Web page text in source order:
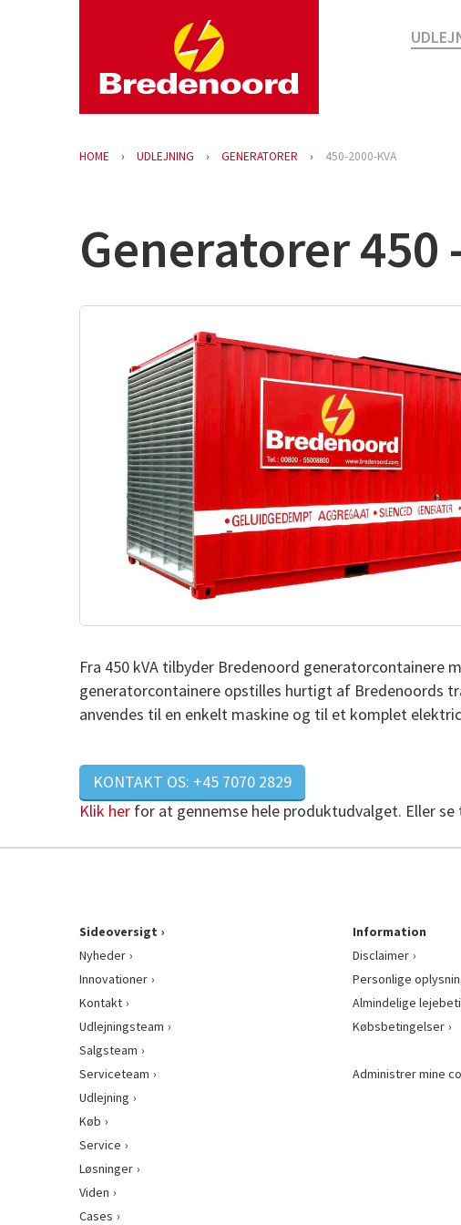
HOME UDLEJNING GENERATORER 450-2000-KVA
Generatorer 450
Fra 450 kVA tilbyder Bredenoord generatorcontainere
generatorcontainere opstilles hurtigt af Bredenoords
anvendes til en enkelt maskine og til et komplet
KONTAKT OS: +45 7070 2829
Klik her for at gennemse hele produktudvalget. Eller
Sideoversigt
Nyheder
Innovationer
Kontakt
Udlejningsteam
Salgsteam
Serviceteam
Udlejning
Køb
Service
Løsninger
Viden
Cases
Information
Disclaimer
Personlige
Almindelige
Købsbetingelser
Administrer mine